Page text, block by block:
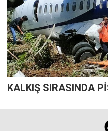
KALKIŞ SIRASINDA